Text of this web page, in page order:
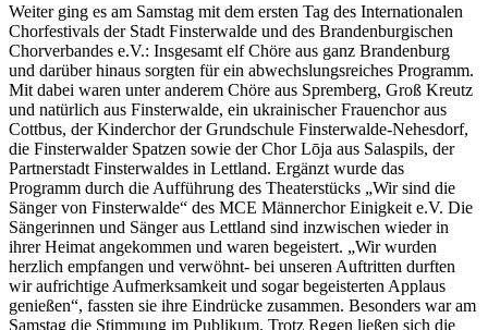
Weiter ging es am Samstag mit dem ersten Tag des Internationalen
Chorfestivals der Stadt Finsterwalde und des Brandenburgischen
Chorverbandes e.V.: Insgesamt elf Chöre aus ganz Brandenburg
und darüber hinaus sorgten für ein abwechslungsreiches Programm.
Mit dabei waren unter anderem Chöre aus Spremberg, Groß Kreutz
und natürlich aus Finsterwalde, ein ukrainischer Frauenchor aus
Cottbus, der Kinderchor der Grundschule Finsterwalde-Nehesdorf,
die Finsterwalder Spatzen sowie der Chor Lōja aus Salaspils, der
Partnerstadt Finsterwaldes in Lettland. Ergänzt wurde das
Programm durch die Aufführung des Theaterstücks „Wir sind die
Sänger von Finsterwalde“ des MCE Männerchor Einigkeit e.V. Die
Sängerinnen und Sänger aus Lettland sind inzwischen wieder in
ihrer Heimat angekommen und waren begeistert. „Wir wurden
herzlich empfangen und verwöhnt- bei unseren Auftritten durften
wir aufrichtige Aufmerksamkeit und sogar begeisterten Applaus
genießen“, fassten sie ihre Eindrücke zusammen. Besonders war am
Samstag die Stimmung im Publikum. Trotz Regen ließen sich die